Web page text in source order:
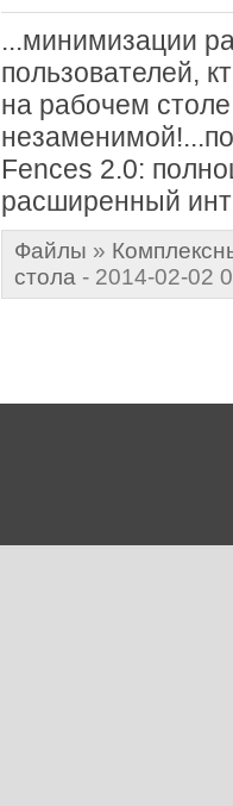
...минимизации
пользователей,
на рабочем
Fences 2.0:
расширенный
Файлы »
стола - 2014-02-02